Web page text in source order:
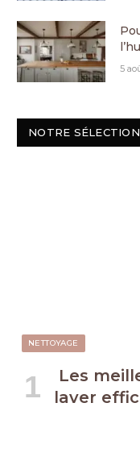
5
NOTRE SÉLECTION
NETTOYAGE
Les
laver